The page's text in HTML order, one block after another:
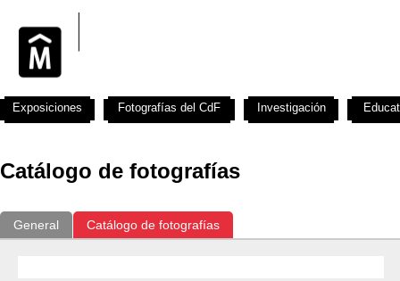
Catálogo de fotografías
General Catálogo de fotografías
Exposiciones Fotografías del CdF Investigación